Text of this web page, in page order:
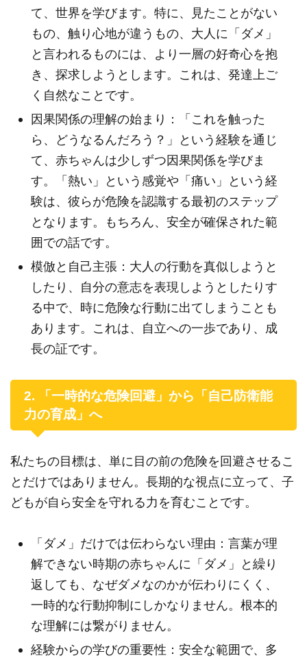
て、世界を学びます。特に、見たことがない
もの、触り心地が違うもの、大人に「ダメ」
と言われるものには、より一層の好奇心を抱
き、探求しようとします。これは、発達上ご
く自然なことです。
因果関係の理解の始まり：「これを触った
ら、どうなるんだろう？」という経験を通じ
て、赤ちゃんは少しずつ因果関係を学びま
す。「熱い」という感覚や「痛い」という経
験は、彼らが危険を認識する最初のステップ
となります。もちろん、安全が確保された範
囲での話です。
模倣と自己主張：大人の行動を真似しようと
したり、自分の意志を表現しようとしたりす
る中で、時に危険な行動に出てしまうことも
あります。これは、自立への一歩であり、成
長の証です。
2. 「一時的な危険回避」から「自己防衛能
力の育成」へ
私たちの目標は、単に目の前の危険を回避させるこ
とだけではありません。長期的な視点に立って、子
どもが自ら安全を守れる力を育むことです。
「ダメ」だけでは伝わらない理由：言葉が理
解できない時期の赤ちゃんに「ダメ」と繰り
返しても、なぜダメなのかが伝わりにくく、
一時的な行動抑制にしかなりません。根本的
な理解には繋がりません。
経験からの学びの重要性：安全な範囲で、多